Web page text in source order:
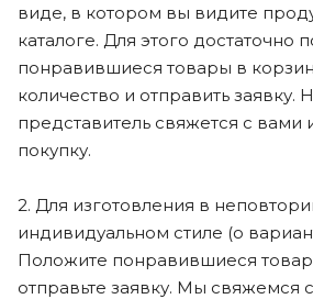
виде, в котором вы видите
каталоге. Для этого достаточно
понравившиеся товары в
количество и отправить заявку.
представитель свяжется с вами
покупку.
2. Для изготовления в
индивидуальном стиле (о
Положите понравившиеся
отправьте заявку. Мы свяжемся